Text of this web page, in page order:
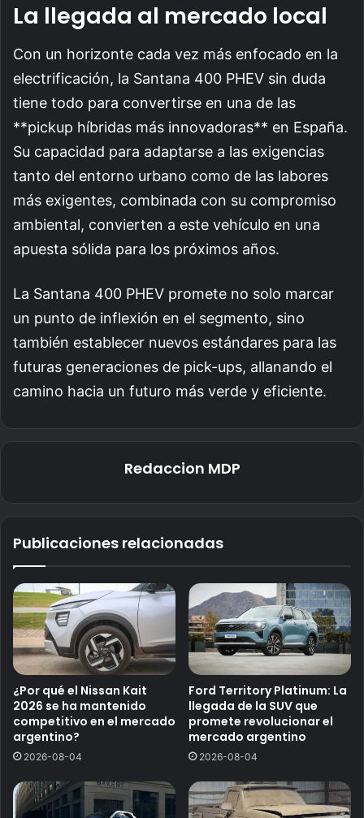
La llegada al mercado local
Con un horizonte cada vez más enfocado en la
electrificación, la Santana 400 PHEV sin duda
tiene todo para convertirse en una de las
**pickup híbridas más innovadoras** en España.
Su capacidad para adaptarse a las exigencias
tanto del entorno urbano como de las labores
más exigentes, combinada con su compromiso
ambiental, convierten a este vehículo en una
apuesta sólida para los próximos años.
La Santana 400 PHEV promete no solo marcar
un punto de inflexión en el segmento, sino
también establecer nuevos estándares para las
futuras generaciones de pick-ups, allanando el
camino hacia un futuro más verde y eficiente.
Redaccion MDP
Publicaciones relacionadas
¿Por qué el Nissan Kait
2026 se ha mantenido
competitivo en el mercado
argentino?
2026-08-04
Ford Territory Platinum: La
llegada de la SUV que
promete revolucionar el
mercado argentino
2026-08-04